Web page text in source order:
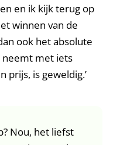
en ik kijk terug op
winnen van de
ook het absolute
neemt met iets
prijs, is geweldig.’
Nou, het liefst